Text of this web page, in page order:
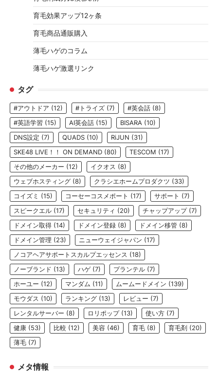
育毛効果アップ12ヶ条
育毛商品通販購入
薄毛ハゲのコラム
薄毛ハゲ激選リンク
タグ
#アウトドア (12) #トライズ (7) #英会話 (8)
#英語学習 (15) AI英会話 (15) BISARA (10)
DNS設定 (7) QUADS (10) RiJUN (31)
SKE48 LIVE！！ ON DEMAND (80) TESCOM (17)
その他のメーカー (12) イクオス (8)
ウェブホスティング (8) クラシエホームプロダクツ (33)
コイズミ (15) コーセーコスメポート (17) サポート (7)
スピークエル (17) セキュリティ (20) チャップアップ(7)
ドメイン取得 (14) ドメイン登録 (8) ドメイン移管 (8)
ドメイン管理 (23) ニューウェイジャパン (17)
ノコアヘアサポートスカルプエッセンス (18)
ノーブランド (13) ハゲ (7) プランテル (7)
ホーユー (12) マンダム (11) ムームードメイン (139)
モウダス (10) ランキング (13) レビュー (7)
レンタルサーバー (8) ロリポップ(13) 使い方 (7)
健康 (53) 比較 (12) 美容 (46) 育毛 (8) 育毛剤 (20)
薄毛 (7)
メタ情報